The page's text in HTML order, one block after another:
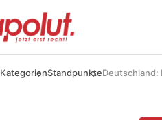
KategorienStandpunkteDeutschland: